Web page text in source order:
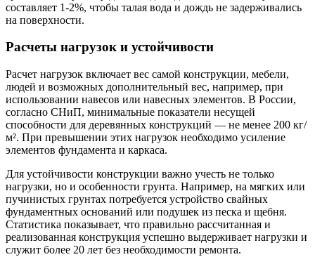
составляет 1-2%, чтобы талая вода и дождь не задерживались
на поверхности.
Расчеты нагрузок и устойчивости
Расчет нагрузок включает вес самой конструкции, мебели,
людей и возможных дополнительный вес, например, при
использовании навесов или навесных элементов. В России,
согласно СНиП, минимальные показатели несущей
способности для деревянных конструкций — не менее 200 кг/
м². При превышении этих нагрузок необходимо усиление
элементов фундамента и каркаса.
Для устойчивости конструкции важно учесть не только
нагрузки, но и особенности грунта. Например, на мягких или
пучинистых грунтах потребуется устройство свайных
фундаментных оснований или подушек из песка и щебня.
Статистика показывает, что правильно рассчитанная и
реализованная конструкция успешно выдерживает нагрузки и
служит более 20 лет без необходимости ремонта.